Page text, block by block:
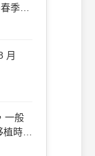
季萌
月
一般
植時期
年的